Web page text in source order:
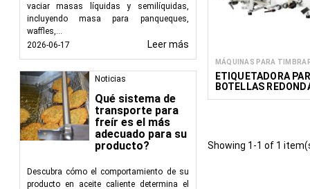
vaciar masas líquidas y semilíquidas,
incluyendo masa para panqueques,
waffles,...
2026-06-17
Leer más
Noticias
Qué sistema de
transporte para
freír es el más
adecuado para su
producto?
Descubra cómo el comportamiento de su
producto en aceite caliente determina el
nutricionales,
Las
largo de la
Tipos de
producto.
MÁQUINAS PARA
ETIQUETADORA
BOTELLAS
TMR
Showing 1-1 of 1